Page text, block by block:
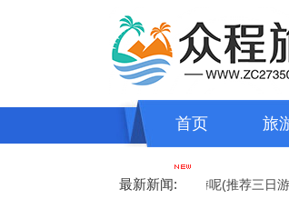
首页 旅
最新新闻:
三日游适合去哪里旅游呢(推荐三日游旅